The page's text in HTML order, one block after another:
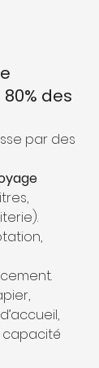
des
par des
capacité